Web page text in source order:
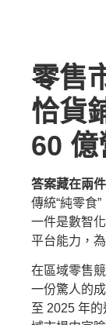
零售
恰貨
60 億
答案藏在兩件
傳統“純零食
一件是數智
平台能力，
在區域零售
一份驚人的
至 2025 年的